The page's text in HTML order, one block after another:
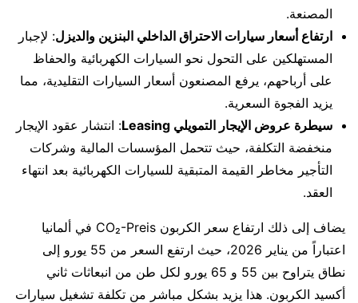
المصنعة.
ارتفاع أسعار سيارات الاحتراق الداخلي البنزين والديزل: لإجبار
المستهلكين على التحول نحو السيارات الكهربائية والحفاظ
على أرباحهم، يرفع المصنعون أسعار السيارات التقليدية، مما
يزيد الفجوة السعرية.
سيطرة عروض الإيجار التمويلي Leasing
: انتشار عقود الإيجار
منخفضة التكلفة، حيث تتحمل المؤسسات المالية وشركات
التأجير مخاطر القيمة المتبقية للسيارات الكهربائية بعد انتهاء
العقد.
يضاف إلى ذلك ارتفاع سعر الكربون CO₂-Preis في ألمانيا
اعتباراً من يناير 2026، حيث ارتفع السعر من 55 يورو إلى
نطاق يتراوح بين 55 و 65 يورو لكل طن من انبعاثات ثاني
أكسيد الكربون. هذا يزيد بشكل مباشر من تكلفة تشغيل سيارات